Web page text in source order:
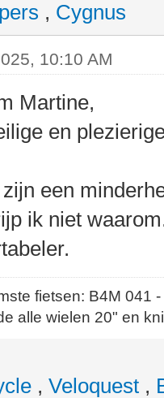
, Cygnus
10:10 AM
Martine,
en
een
ik niet
fietsen: B4M
alle wielen 20" en
, Veloquest ,